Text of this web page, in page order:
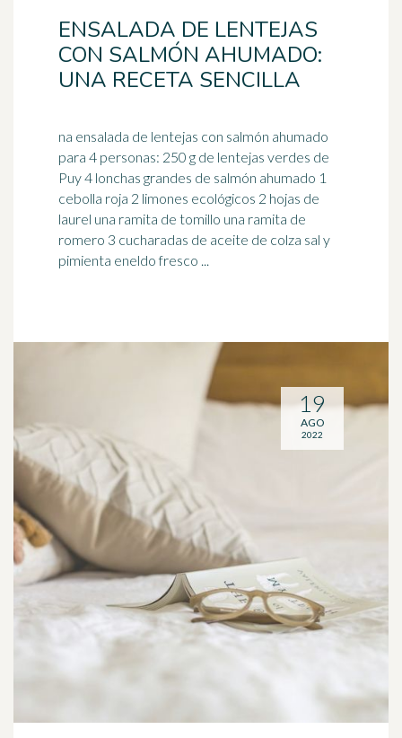
ENSALADA DE LENTEJAS
CON SALMÓN AHUMADO:
UNA RECETA SENCILLA
na ensalada de lentejas con salmón ahumado
para 4 personas: 250 g de lentejas verdes de
Puy 4 lonchas grandes de salmón ahumado 1
cebolla roja 2 limones ecológicos 2 hojas de
laurel una ramita de tomillo una ramita de
romero 3 cucharadas de aceite de colza sal y
pimienta eneldo fresco ...
19
AGO
2022